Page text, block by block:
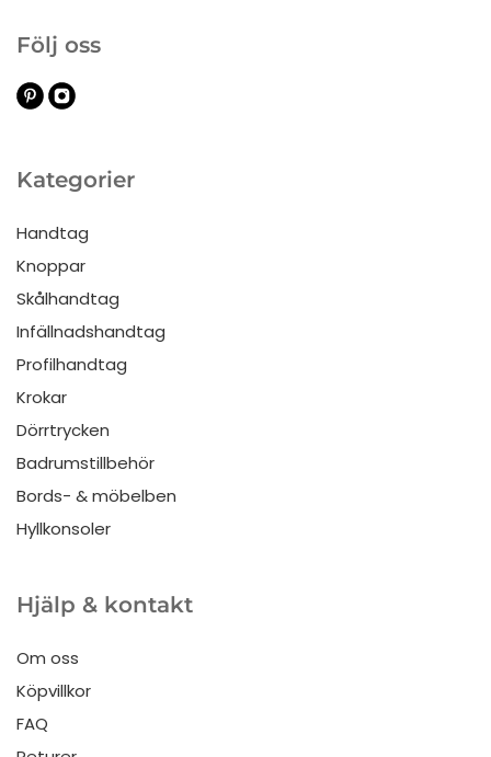
Kategorier
Handtag
Knoppar
Skålhandtag
Infällnadshandtag
Profilhandtag
Krokar
Dörrtrycken
Badrumstillbehör
Bords- & möbelben
Hyllkonsoler
Hjälp & kontakt
Om oss
Köpvillkor
FAQ
Följ oss